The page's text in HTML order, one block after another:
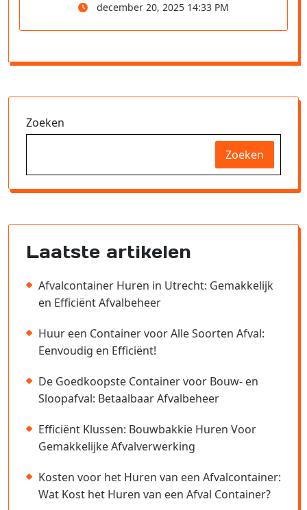
december 20, 2025 14:33 PM
Zoeken
Zoeken
Laatste artikelen
Afvalcontainer Huren in Utrecht: Gemakkelijk
en Efficiënt Afvalbeheer
Huur een Container voor Alle Soorten Afval:
Eenvoudig en Efficiënt!
De Goedkoopste Container voor Bouw- en
Sloopafval: Betaalbaar Afvalbeheer
Efficiënt Klussen: Bouwbakkie Huren Voor
Gemakkelijke Afvalverwerking
Kosten voor het Huren van een Afvalcontainer:
Wat Kost het Huren van een Afval Container?